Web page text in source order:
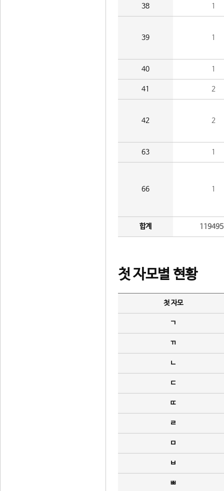
38 1
39 1
40 1
41 2
42 2
63 1
66 1
합계
첫 자모별 현황
첫 자모
ㄱ
ㄲ
ㄴ
ㄷ
ㄸ
ㄹ
ㅁ
ㅂ
ㅃ